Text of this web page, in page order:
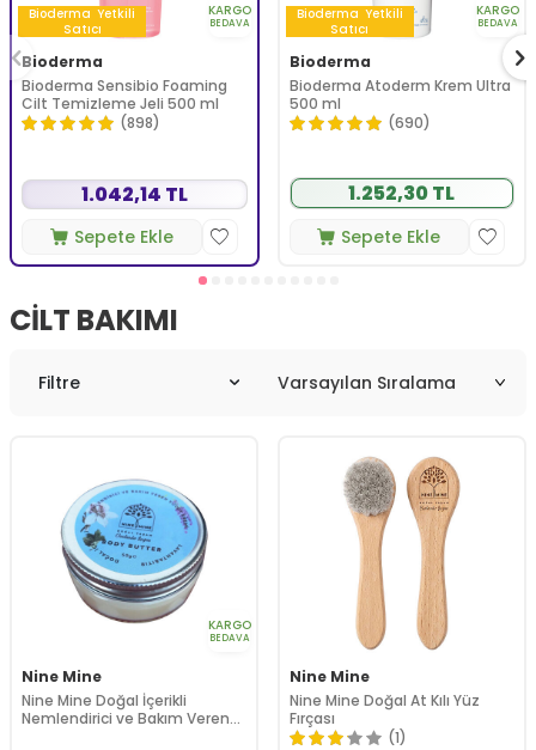
Bioderma Yetkili
Satıcı
KARGO
BEDAVA
Bioderma
Bioderma Sensibio Foaming
Cilt Temizleme Jeli 500 ml
(898)
1.042,14 TL
Sepete Ekle
Bioderma Yetkili
Satıcı
KARGO
BEDAVA
Bioderma
Bioderma Atoderm Krem Ultra
500 ml
(690)
1.252,30 TL
Sepete Ekle
CILT BAKIMI
Filtre
KARGO
BEDAVA
Nine Mine
Nine Mine Doğal İçerikli
Nemlendirici ve Bakım Veren
Nine Mine
Nine Mine Doğal At Kılı Yüz
Fırçası
(1)